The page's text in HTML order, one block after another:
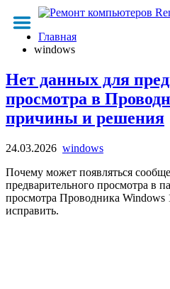
Главная
windows
Нет данных для
просмотра в
причины и решения
24.03.2026 windows
Почему может появляться
предварительного просмотра в
просмотра Проводника Windows
исправить.